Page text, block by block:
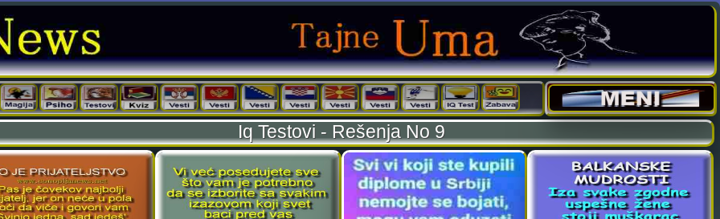
Iq Testovi - Rešenja No 9